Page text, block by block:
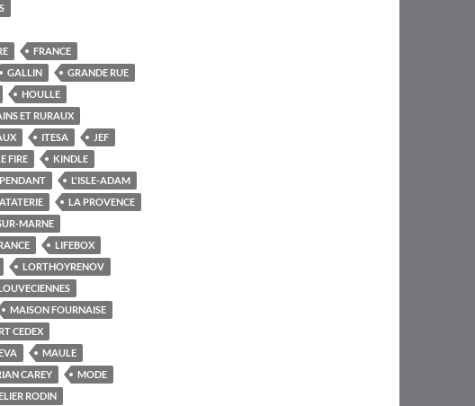
FRANCE
GALLIN
GRANDE RUE
HOULLE
ET RURAUX
ITESA
JEF
FIRE
KINDLE
L'ISLE-ADAM
LA PROVENCE
MARNE
LIFEBOX
LORTHOYRENOV
MAISON FOURNAISE
CEDEX
MAULE
CAREY
MODE
RODIN